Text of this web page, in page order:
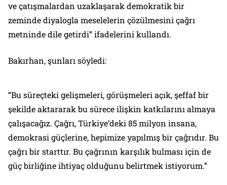
ve çatışmalardan uzaklaşarak demokratik bir
zeminde diyalogla meselelerin çözülmesini çağrı
metninde dile getirdi”ifadelerini kullandı.
Bakırhan, şunları söyledi:
“Bu süreçteki gelişmeleri, görüşmeleri açık, şeffaf bir
şekilde aktararak bu sürece ilişkin katkılarını almaya
çalışacağız. Çağrı, Türkiye’deki 85 milyon insana,
demokrasi güçlerine, hepimize yapılmış bir çağrıdır. Bu
çağrı bir starttır. Bu çağrının karşılık bulması için de
güç birliğine ihtiyaç olduğunu belirtmek istiyorum.”